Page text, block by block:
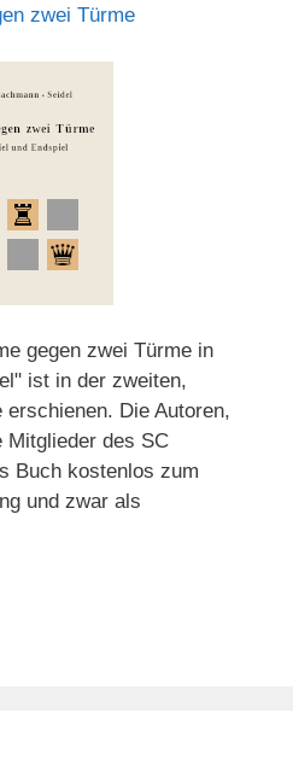
zwei Türme
gegen zwei Türme in
ist in der zweiten,
erschienen. Die Autoren,
Mitglieder des SC
Buch kostenlos zum
und zwar als